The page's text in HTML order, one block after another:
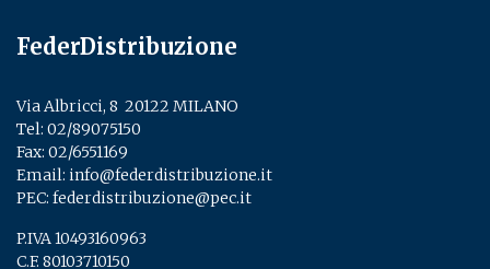
FederDistribuzione
Via Albricci, 8 ­ 20122 MILANO
Tel: 02/89075150
Fax: 02/6551169
Email: info@federdistribuzione.it
PEC: federdistribuzione@pec.it
P.IVA 10493160963
C.F. 80103710150